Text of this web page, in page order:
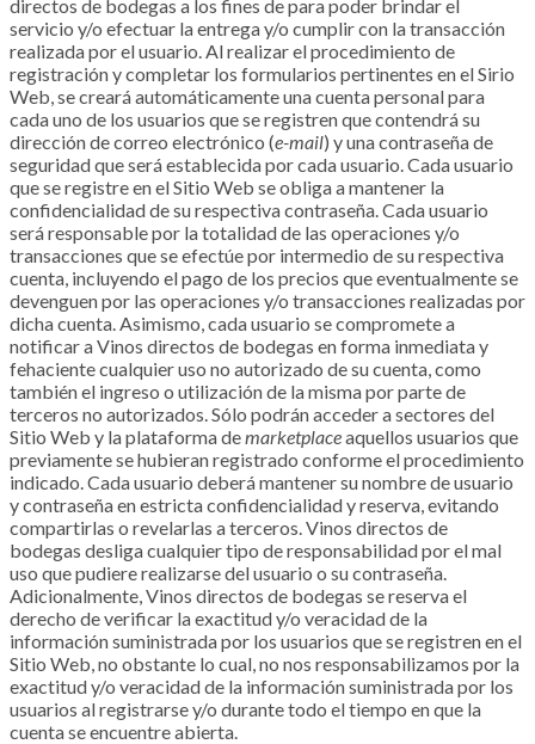
directos de bodegas a los fines de para poder brindar el
servicio y/o efectuar la entrega y/o cumplir con la transacción
realizada por el usuario. Al realizar el procedimiento de
registración y completar los formularios pertinentes en el Sirio
Web, se creará automáticamente una cuenta personal para
cada uno de los usuarios que se registren que contendrá su
dirección de correo electrónico (e-mail) y una contraseña de
seguridad que será establecida por cada usuario. Cada usuario
que se registre en el Sitio Web se obliga a mantener la
confidencialidad de su respectiva contraseña. Cada usuario
será responsable por la totalidad de las operaciones y/o
transacciones que se efectúe por intermedio de su respectiva
cuenta, incluyendo el pago de los precios que eventualmente se
devenguen por las operaciones y/o transacciones realizadas por
dicha cuenta. Asimismo, cada usuario se compromete a
notificar aVinos directos de bodegas en forma inmediata y
fehaciente cualquier uso no autorizado de su cuenta, como
también el ingreso o utilización de la misma por parte de
terceros no autorizados. Sólo podrán acceder a sectores del
Sitio Web y la plataforma demarketplaceaquellos usuarios que
previamente se hubieran registrado conforme el procedimiento
indicado. Cada usuario deberá mantener su nombre de usuario
y contraseña en estricta confidencialidad y reserva, evitando
compartirlas o revelarlas a terceros.Vinos directos de
bodegas desliga cualquier tipo de responsabilidad por el mal
uso que pudiere realizarse del usuario o su contraseña.
Adicionalmente, Vinos directos de bodegas se reserva el
derecho de verificar la exactitud y/o veracidad de la
información suministrada por los usuarios que se registren en el
Sitio Web, no obstante lo cual, no nos responsabilizamos por la
exactitud y/o veracidad de la información suministrada por los
usuarios al registrarse y/o durante todo el tiempo en que la
cuenta se encuentre abierta.